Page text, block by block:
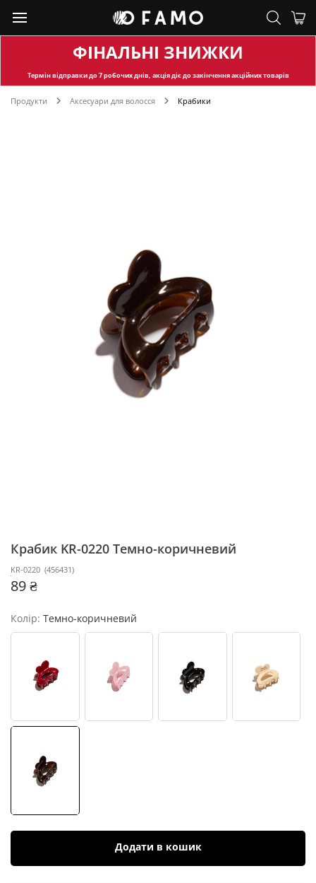
ФІНАЛЬНІ ЗНИЖКИ
Термін відправкидо 7 робочих днів, акція діє до закінчення акційних товарів
Продукти Аксесуари для волосся Крабики
Крабик KR-0220 Темно-коричневий
KR-0220 (456431)
89 ₴
Колір: Темно-коричневий
Додати в кошик